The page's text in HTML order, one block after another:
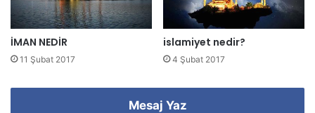
İMAN NEDİR
11 Şubat 2017
islamiyet nedir?
4 Şubat 2017
Mesaj Yaz